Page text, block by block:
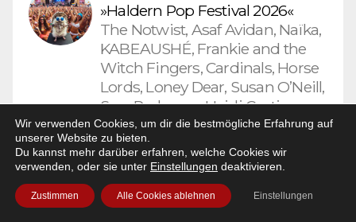
»Haldern Pop Festival 2026«
The Notwist, Asaf Avidan, Naïka,
KABEAUSHÉ, Frankie and the
Witch Fingers, Cardinals, Horse
Lords, Loney Dear, Susan O’Neill,
Sara Parkman, Heidi Curtis,
Nectar Woode, Silver Gore, Adult
DVD, Wallners, District Five,
Erotic Secrets of Pompeii, Little
Grandad, The Love Buzz,
iedereen, André de Ridder &
Wir verwenden Cookies, um dir die bestmögliche Erfahrung auf
unserer Website zu bieten.
Du kannst mehr darüber erfahren, welche Cookies wir
verwenden, oder sie unter Einstellungen deaktivieren.
Zustimmen Alle Cookies ablehnen Einstellungen